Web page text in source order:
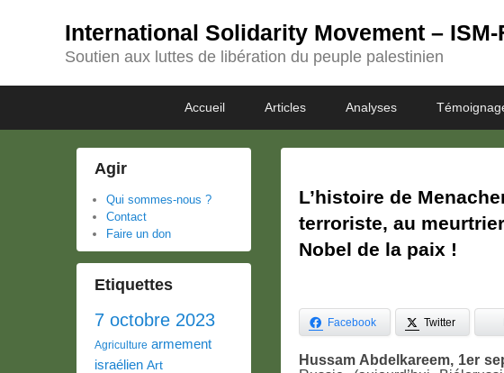
International Solidarity Movement – ISM-
Soutien aux luttes de libération du peuple palestinien
menu
Accueil Articles Analyses
L’histoire de
terroriste, au
Nobel de la paix !
Facebook Twitter
Hussam Abdelkareem, 1er
Agir
Qui sommes-nous ?
Contact
Faire un don
Etiquettes
7 octobre 2023
Agriculture armement
israélien Art